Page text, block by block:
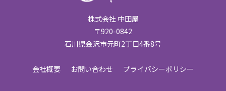
株式会社 中田屋
〒920-0842
石川県金沢市元町2丁目4番8号
会社概要 お問い合わせ プライバシーポリシー